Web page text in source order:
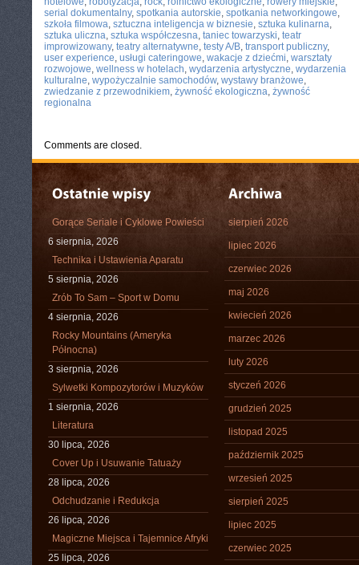
serial dokumentalny, spotkania autorskie, spotkania networkingowe,
szkoła filmowa, sztuczna inteligencja w biznesie, sztuka kulinarna,
sztuka uliczna, sztuka współczesna, taniec towarzyski, teatr
improwizowany, teatry alternatywne, testy A/B, transport publiczny,
user experience, usługi cateringowe, wakacje z dziećmi, warsztaty
rozwojowe, wellness w hotelach, wydarzenia artystyczne, wydarzenia
kulturalne, wypożyczalnie samochodów, wystawy branżowe,
zwiedzanie z przewodnikiem, żywność ekologiczna, żywność
regionalna
Comments are closed.
Gorące Seriale i Cyklowe Powieści
6 sierpnia, 2026
Technika i Ustawienia Aparatu
5 sierpnia, 2026
Zrób To Sam – Sport w Domu
4 sierpnia, 2026
Rocky Mountains (Ameryka
Północna)
3 sierpnia, 2026
Sylwetki Kompozytorów i Muzyków
1 sierpnia, 2026
Literatura
30 lipca, 2026
Cover Up i Usuwanie Tatuaży
28 lipca, 2026
Odchudzanie i Redukcja
26 lipca, 2026
Magiczne Miejsca i Tajemnice Afryki
25 lipca, 2026
sierpień 2026
lipiec 2026
czerwiec 2026
maj 2026
kwiecień 2026
marzec 2026
luty 2026
styczeń 2026
grudzień 2025
listopad 2025
październik 2025
wrzesień 2025
sierpień 2025
lipiec 2025
czerwiec 2025